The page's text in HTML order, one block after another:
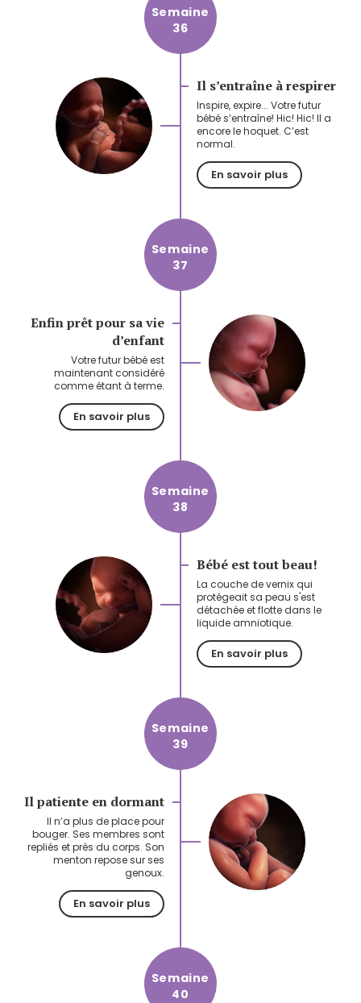
Semaine
36
Il s’entraîne à respirer
Inspire, expire... Votre futur
bébé s’entraîne! Hic! Hic! Il a
encore le hoquet. C’est
normal.
En savoir plus
Semaine
37
Enfin prêt pour sa vie
d’enfant
Votre futur bébé est
maintenant considéré
comme étant à terme.
En savoir plus
Semaine
38
Bébé est tout beau!
La couche de vernix qui
protégeait sa peau s'est
détachée et flotte dans le
liquide amniotique.
En savoir plus
Semaine
39
Il patiente en dormant
Il n’a plus de place pour
bouger. Ses membres sont
repliés et près du corps. Son
menton repose sur ses
genoux.
En savoir plus
Semaine
40